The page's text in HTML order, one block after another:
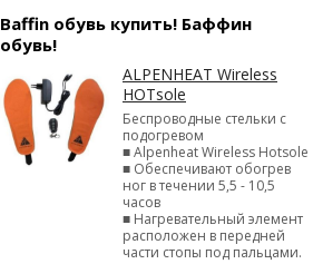
Baffin обувь купить! Баффин
обувь!
ALPENHEAT Wireless
HOTsole
Беспроводные стельки с
подогревом
■ Alpenheat Wireless Hotsole
■ Обеспечивают обогрев
ног в течении 5,5 - 10,5
часов
■ Нагревательный элемент
расположен в передней
части стопы под пальцами.